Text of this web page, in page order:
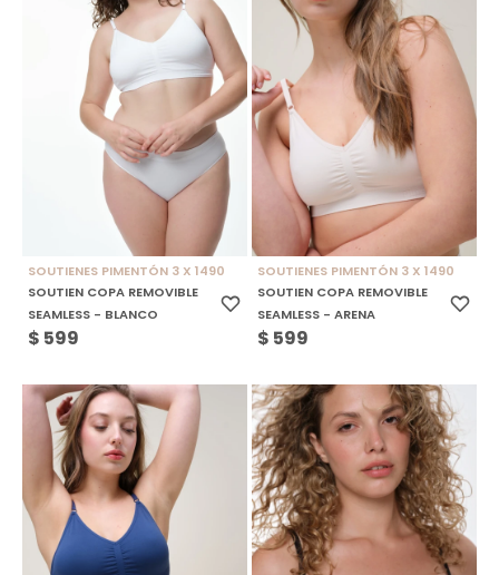
SOUTIENES PIMENTÓN 3 X 1490
SOUTIEN COPA REMOVIBLE
SEAMLESS - BLANCO
$ 599
SOUTIENES PIMENTÓN 3 X 1490
SOUTIEN COPA REMOVIBLE
SEAMLESS - ARENA
$ 599